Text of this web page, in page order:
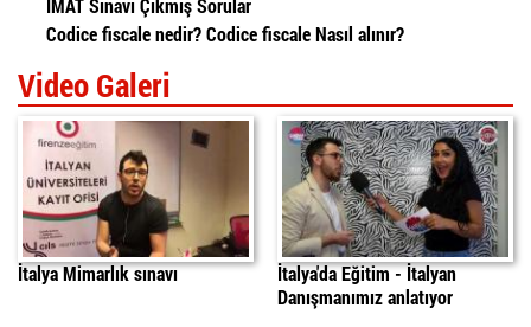
IMAT Sınavı Çıkmış Sorular
Codice fiscale nedir? Codice fiscale Nasıl alınır?
Video Galeri
İtalya'da Mimarlık Sınavı
İtalya Mimarlık sınavı
italyada egitim
daniele
İtalya'da Eğitim - İtalyan
Danışmanımız anlatıyor